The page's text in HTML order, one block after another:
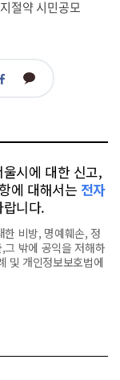
절약 시민공모
페 카
시에 대한 신고,
에 대해서는 전자
니다.
비방, 명예훼손, 정
그 밖에 공익을 저해하
및 개인정보보호법에